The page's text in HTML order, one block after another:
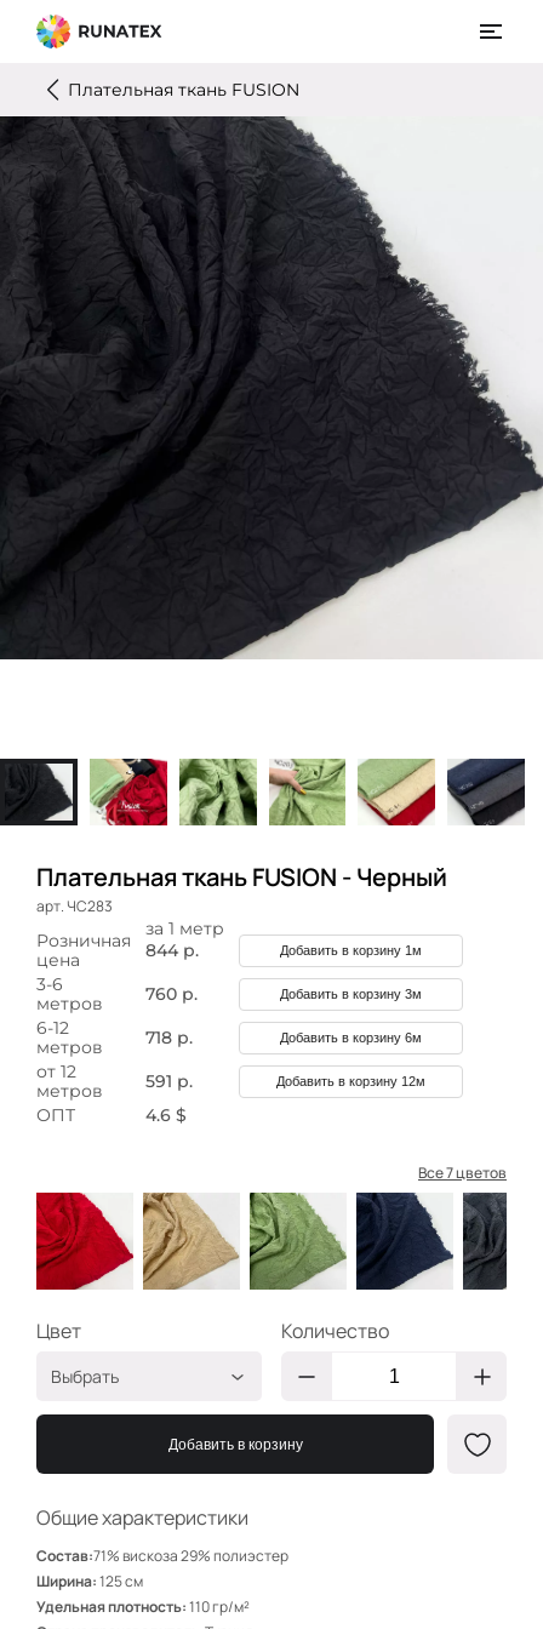
Плательная ткань FUSION
Плательная ткань FUSION - Черный
арт. ЧС283
Общие характеристики
Состав:71% вискоза 29% полиэстер
Ширина:125 см
Удельная плотность:110 гр/м²
за 1 метр
Розничная
цена
844 р. Добавить в корзину 1м
3-6
метров
760 р. Добавить в корзину 3м
6-12
метров
718 р. Добавить в корзину 6м
от 12
метров
591 р. Добавить в корзину 12м
ОПТ 4.6 $
Все 7 цветов
Цвет
Выбрать
Красный
ЧС287
ЧС285
Темно синий
Серый
Черный
Количество
Добавить в корзину